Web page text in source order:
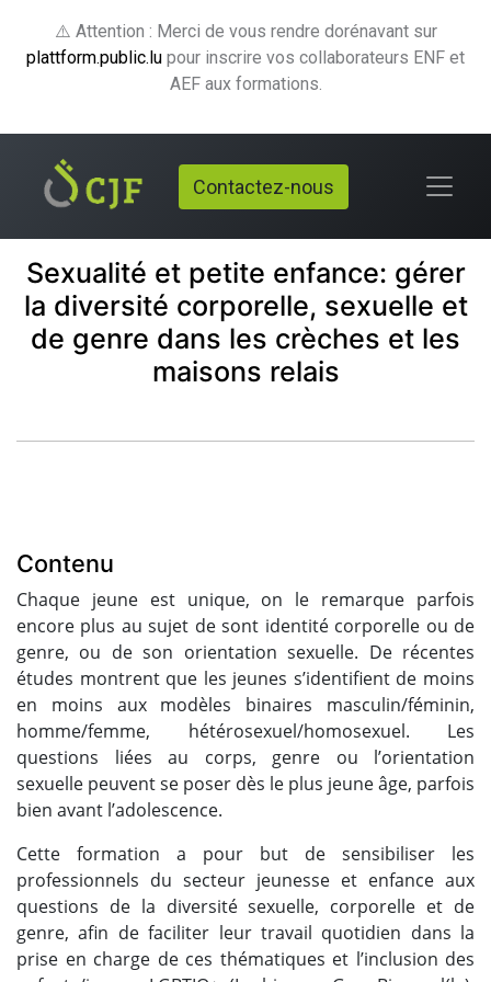
⚠️ Attention : Merci de vous rendre dorénavant sur
plattform.public.lu pour inscrire vos collaborateurs ENF et
AEF aux formations.
Contactez-nous
Sexualité et petite enfance: gérer
la diversité corporelle, sexuelle et
de genre dans les crèches et les
maisons relais
Contenu
Chaque jeune est unique, on le remarque parfois
encore plus au sujet de sont identité corporelle ou de
genre, ou de son orientation sexuelle. De récentes
études montrent que les jeunes s’identifient de moins
en moins aux modèles binaires masculin/féminin,
homme/femme, hétérosexuel/homosexuel. Les
questions liées au corps, genre ou l’orientation
sexuelle peuvent se poser dès le plus jeune âge, parfois
bien avant l’adolescence.
Cette formation a pour but de sensibiliser les
professionnels du secteur jeunesse et enfance aux
questions de la diversité sexuelle, corporelle et de
genre, afin de faciliter leur travail quotidien dans la
prise en charge de ces thématiques et l’inclusion des